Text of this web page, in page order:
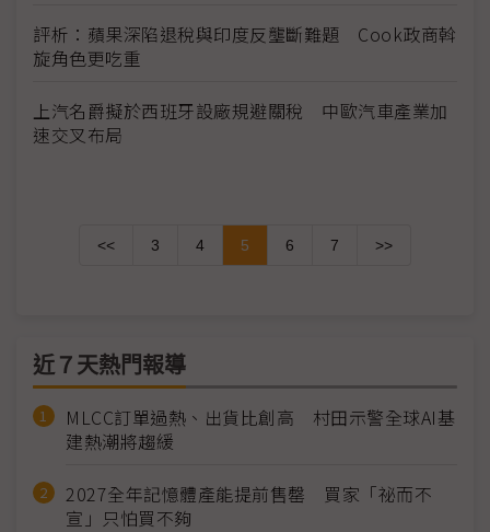
評析：蘋果深陷退稅與印度反壟斷難題 Cook政商斡
旋角色更吃重
上汽名爵擬於西班牙設廠規避關稅 中歐汽車產業加
速交叉布局
<< 3 4 5 6 7 >>
近７天熱門報導
MLCC訂單過熱、出貨比創高 村田示警全球AI基
建熱潮將趨緩
2027全年記憶體產能提前售罄 買家「祕而不
宣」只怕買不夠